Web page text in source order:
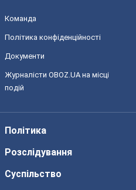
Команда
Політика конфіденційності
Документи
Журналісти OBOZ.UA на місці
подій
Політика
Розслідування
Суспільство